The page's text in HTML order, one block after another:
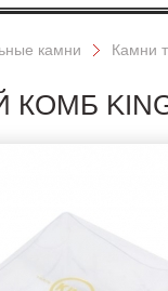
камни Камни
KING